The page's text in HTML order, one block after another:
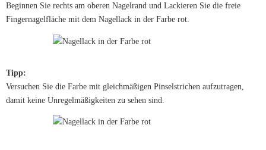
Beginnen Sie rechts am oberen Nagelrand und Lackieren Sie die freie
Fingernagelfläche mit dem Nagellack in der Farbe rot.
Tipp:
Versuchen Sie die Farbe mit gleichmäßigen Pinselstrichen aufzutragen,
damit keine Unregelmäßigkeiten zu sehen sind.